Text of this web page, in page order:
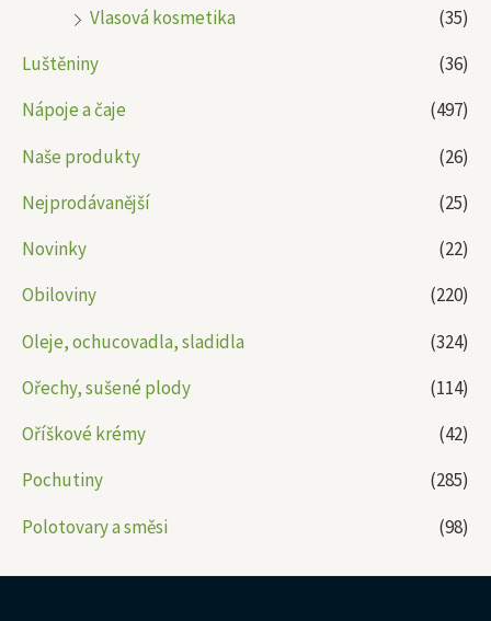
Vlasová kosmetika
(35)
Luštěniny
(36)
Nápoje a čaje
(497)
Naše produkty
(26)
Nejprodávanější
(25)
Novinky
(22)
Obiloviny
(220)
Oleje, ochucovadla, sladidla
(324)
Ořechy, sušené plody
(114)
Oříškové krémy
(42)
Pochutiny
(285)
Polotovary a směsi
(98)